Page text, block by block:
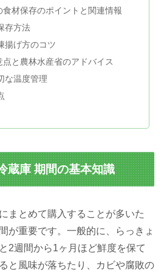
食材保存のポイントと関連情報
存方法
揚げ方のコツ
と農林水産省のアドバイス
な温度管理
蔵庫 期間の基本知識
まとめて購入することが多いた
が重要です。一般的に、らっきょ
2週間から1ヶ月ほど鮮度を保て
と風味が落ちたり、カビや腐敗の